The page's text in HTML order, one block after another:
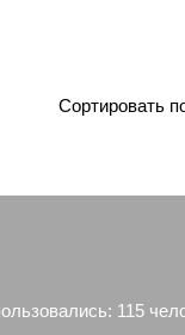
Сортировать
115